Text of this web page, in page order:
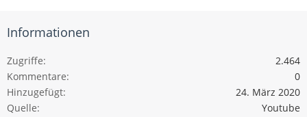
Informationen
Zugriffe
2.464
Kommentare
0
Hinzugefügt
24. März 2020
Quelle
Youtube